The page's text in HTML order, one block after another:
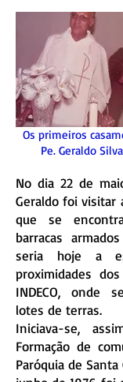
Os primeiros
Pe. Geraldo
No dia 22 de
Geraldo foi visitar
que se
barracas
seria hoje a
proximidades
INDECO, onde
lotes de terras.
Iniciava-se,
Formação de
Paróquia de